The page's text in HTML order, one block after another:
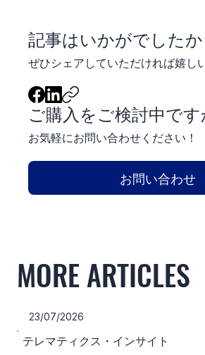
MORE ARTICLES
23/07/2026
テレマティクス・インサイト
記事はいかがでしたか
ぜひシェアしていただければ嬉し
お問い合わせ
ご購入をご検討中です
お気軽にお問い合わせください！